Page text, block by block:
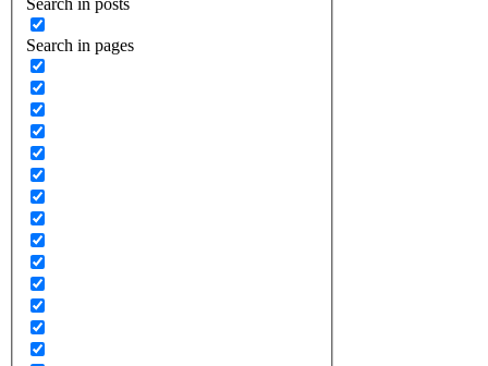
Search in posts
Search in pages